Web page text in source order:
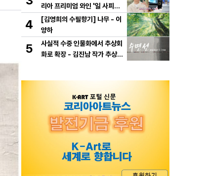
리아 프리미엄 와인 '일 사피엔
테', '2026 세계태권도 한마
당' 환영만찬 와인 선정!
4
[김영희의 수필향기] 나무 - 이
양하
5
사실적 수중 인물화에서 추상회
화로 확장 - 김진남 작가 추상